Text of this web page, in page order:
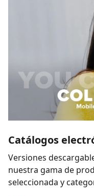
Catálogos
Versiones
nuestra gama de
seleccionada y